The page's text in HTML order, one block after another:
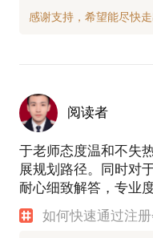
阅读者
于老师态度温和不失
展规划路径。同时对
耐心细致解答，专业度
如何快速通过注